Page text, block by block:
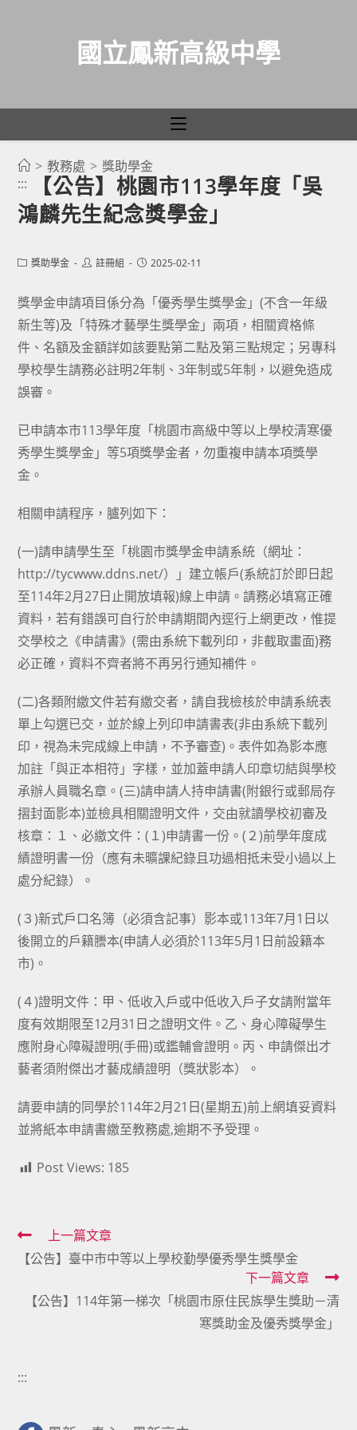
國立鳳新高級中學
> 教務處 > 獎助學金
:::
【公告】桃園市113學年度「吳
鴻麟先生紀念獎學金」
Post獎助學金
Post註冊組
Post2025-02-11
獎學金申請項目係分為「優秀學生獎學金」(不含一年級
新生等)及「特殊才藝學生獎學金」兩項，相關資格條
件、名額及金額詳如該要點第二點及第三點規定；另專科
學校學生請務必註明2年制、3年制或5年制，以避免造成
誤審。
已申請本市113學年度「桃園市高級中等以上學校清寒優
秀學生獎學金」等5項獎學金者，勿重複申請本項獎學
金。
相關申請程序，臚列如下：
(一)請申請學生至「桃園市獎學金申請系統（網址：
http://tycwww.ddns.net/）」建立帳戶(系統訂於即日起
至114年2月27日止開放填報)線上申請。請務必填寫正確
資料，若有錯誤可自行於申請期間內逕行上網更改，惟提
交學校之《申請書》(需由系統下載列印，非截取畫面)務
必正確，資料不齊者將不再另行通知補件。
(二)各類附繳文件若有繳交者，請自我檢核於申請系統表
單上勾選已交，並於線上列印申請書表(非由系統下載列
印，視為未完成線上申請，不予審查)。表件如為影本應
加註「與正本相符」字樣，並加蓋申請人印章切結與學校
承辦人員職名章。(三)請申請人持申請書(附銀行或郵局存
摺封面影本)並檢具相關證明文件，交由就讀學校初審及
核章：１、必繳文件：(１)申請書一份。(２)前學年度成
績證明書一份（應有未曠課紀錄且功過相抵未受小過以上
處分紀錄）。
(３)新式戶口名簿（必須含記事）影本或113年7月1日以
後開立的戶籍謄本(申請人必須於113年5月1日前設籍本
市)。
(４)證明文件：甲、低收入戶或中低收入戶子女請附當年
度有效期限至12月31日之證明文件。乙、身心障礙學生
應附身心障礙證明(手冊)或鑑輔會證明。丙、申請傑出才
藝者須附傑出才藝成績證明（獎狀影本）。
請要申請的同學於114年2月21日(星期五)前上網填妥資料
並將紙本申請書繳至教務處,逾期不予受理。
Post Views: 185
Read
more
articles
上一篇文章
【公告】臺中市中等以上學校勤學優秀學生獎學金
下一篇文章
【公告】114年第一梯次「桃園市原住民族學生獎助－清
寒獎助金及優秀獎學金」
:::